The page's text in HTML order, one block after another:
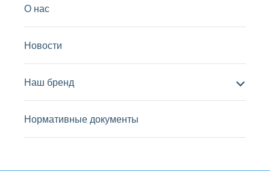
О нас
Новости
Наш бренд
Нормативные документы